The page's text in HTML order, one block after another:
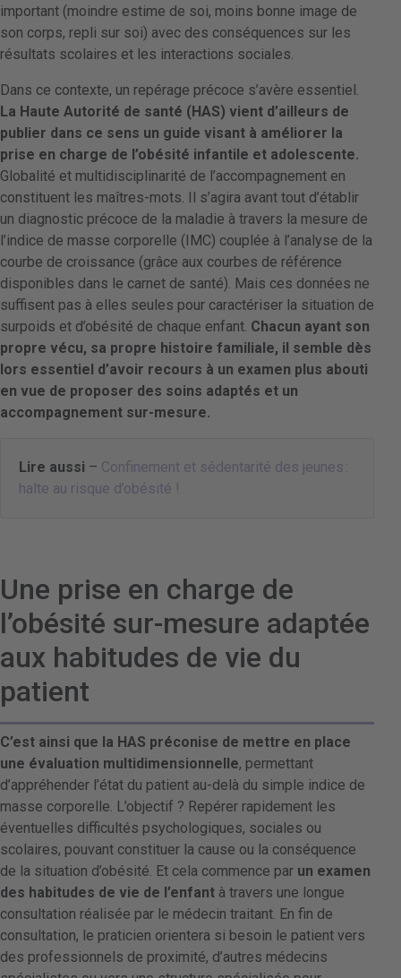
important (moindre estime de soi, moins bonne image de
son corps, repli sur soi) avec des conséquences sur les
résultats scolaires et les interactions sociales.
Dans ce contexte, un repérage précoce s’avère essentiel.
La Haute Autorité de santé (HAS) vient d’ailleurs de
publier dans ce sens un guide visant à améliorer la
prise en charge de l’obésité infantile et adolescente.
Globalité et multidisciplinarité de l’accompagnement en
constituent les maîtres-mots. Il s’agira avant tout d’établir
un diagnostic précoce de la maladie à travers la mesure de
l’indice de masse corporelle (IMC) couplée à l’analyse de la
courbe de croissance (grâce aux courbes de référence
disponibles dans le carnet de santé). Mais ces données ne
suffisent pas à elles seules pour caractériser la situation de
surpoids et d’obésité de chaque enfant. Chacun ayant son
propre vécu, sa propre histoire familiale, il semble dès
lors essentiel d’avoir recours à un examen plus abouti
en vue de proposer des soins adaptés et un
accompagnement sur-mesure.
Lire aussi – Confinement et sédentarité des jeunes :
halte au risque d’obésité !
Une prise en charge de
l’obésité sur-mesure adaptée
aux habitudes de vie du
patient
C’est ainsi que la HAS préconise de mettre en place
une évaluation multidimensionnelle, permettant
d’appréhender l’état du patient au-delà du simple indice de
masse corporelle. L’objectif ? Repérer rapidement les
éventuelles difficultés psychologiques, sociales ou
scolaires, pouvant constituer la cause ou la conséquence
de la situation d’obésité. Et cela commence par un examen
des habitudes de vie de l’enfant à travers une longue
consultation réalisée par le médecin traitant. En fin de
consultation, le praticien orientera si besoin le patient vers
des professionnels de proximité, d’autres médecins